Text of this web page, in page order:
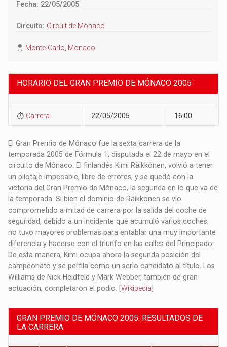
Fecha: 22/05/2005
Circuito: Circuit de Monaco
Monte-Carlo, Monaco
HORARIO DEL GRAN PREMIO DE MÓNACO 2005
Carrera 22/05/2005 16:00
El Gran Premio de Mónaco fue la sexta carrera de la
temporada 2005 de Fórmula 1, disputada el 22 de mayo en el
circuito de Mónaco. El finlandés Kimi Räikkönen, volvió a tener
un pilotaje impecable, libre de errores, y se quedó con la
victoria del Gran Premio de Mónaco, la segunda en lo que va de
la temporada. Si bien el dominio de Räikkönen se vio
comprometido a mitad de carrera por la salida del coche de
seguridad, debido a un incidente que acumuló varios coches,
no tuvo mayores problemas para entablar una muy importante
diferencia y hacerse con el triunfo en las calles del Principado.
De esta manera, Kimi ocupa ahora la segunda posición del
campeonato y se perfila como un serio candidato al título. Los
Williams de Nick Heidfeld y Mark Webber, también de gran
actuación, completaron el podio. [Wikipedia
GRAN PREMIO DE MÓNACO 2005: RESULTADOS DE
LA CARRERA